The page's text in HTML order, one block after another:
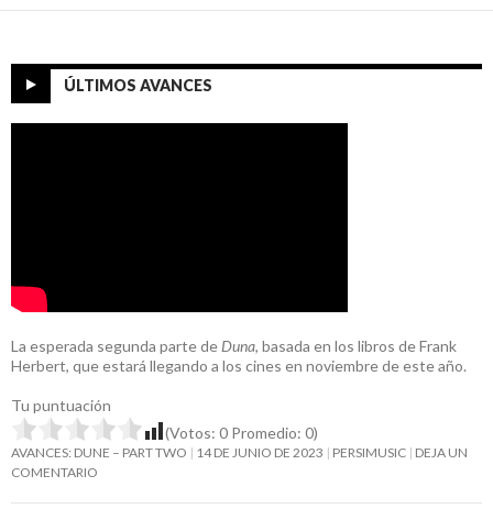
ÚLTIMOS AVANCES
La esperada segunda parte de Duna, basada en los libros de Frank
Herbert, que estará llegando a los cines en noviembre de este año.
Tu puntuación
(Votos: 0 Promedio: 0)
AVANCES: DUNE – PART TWO 14 DE JUNIO DE 2023 PERSIMUSIC DEJA UN
COMENTARIO